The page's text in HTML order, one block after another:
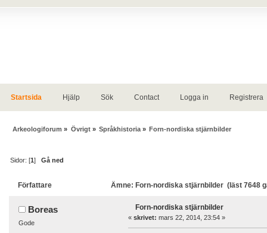
Startsida Hjälp Sök Contact Logga in Registrera
Arkeologiforum » Övrigt» Språkhistoria» Forn-nordiska stjärnbilder
Sidor: [1]Gå ned
Författare Ämne: Forn-nordiska stjärnbilder (läst 7648
Boreas
Gode
Forn-nordiska stjärnbilder
« skrivet: mars 22, 2014, 23:54 »